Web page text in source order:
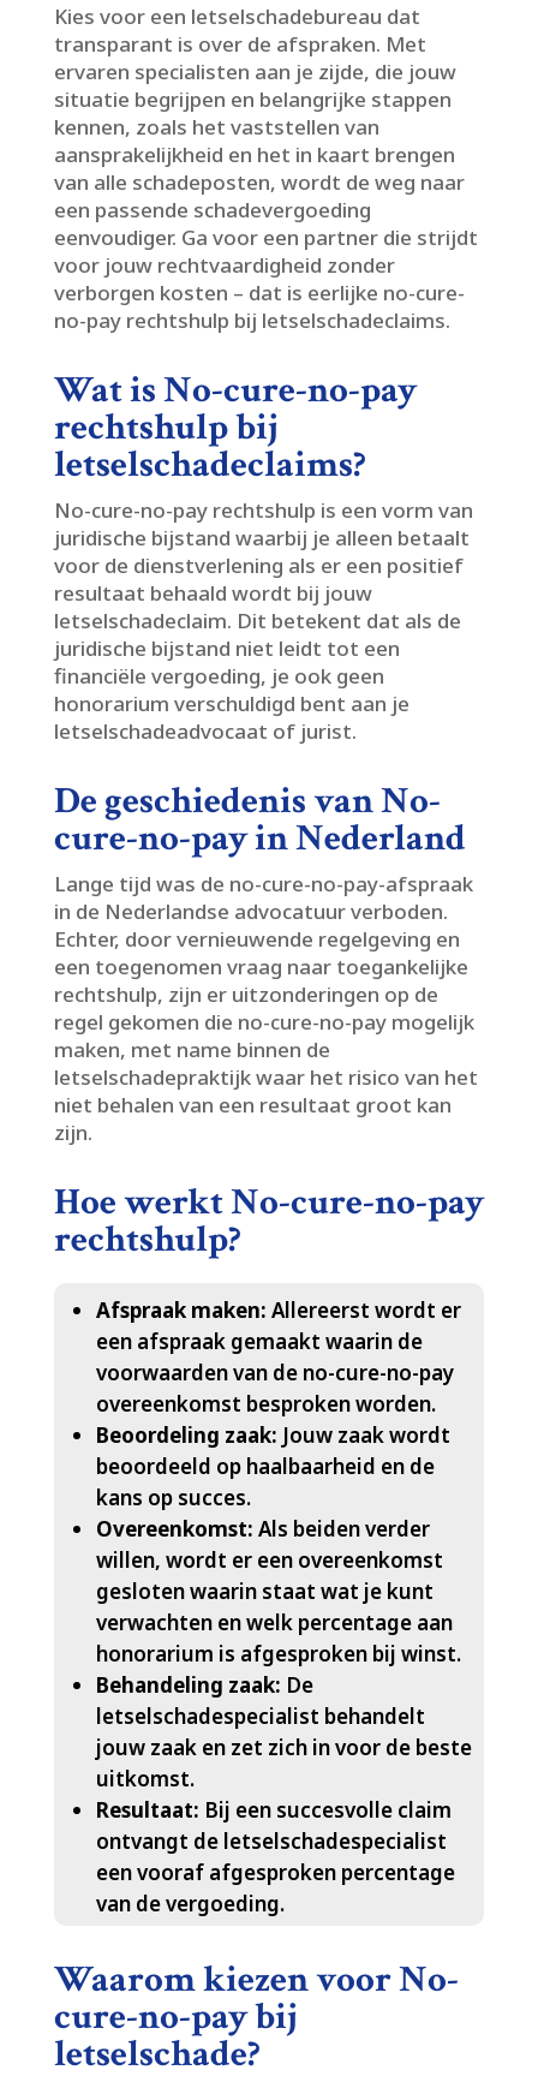
Kies voor een letselschadebureau dat
transparant is over de afspraken.​ Met
ervaren specialisten aan je zijde, die jouw
situatie begrijpen en belangrijke stappen
kennen, zoals het vaststellen van
aansprakelijkheid en het in kaart brengen
van alle schadeposten, wordt de weg naar
een passende schadevergoeding
eenvoudiger.​ Ga voor een partner die strijdt
voor jouw rechtvaardigheid zonder
verborgen kosten – dat is eerlijke no-cure-
no-pay rechtshulp bij letselschadeclaims.​
Wat is No-cure-no-pay
rechtshulp bij
letselschadeclaims?
No-cure-no-pay rechtshulp is een vorm van
juridische bijstand waarbij je alleen betaalt
voor de dienstverlening als er een positief
resultaat behaald wordt bij jouw
letselschadeclaim.​ Dit betekent dat als de
juridische bijstand niet leidt tot een
financiële vergoeding, je ook geen
honorarium verschuldigd bent aan je
letselschadeadvocaat of jurist.​
De geschiedenis van No-
cure-no-pay in Nederland
Lange tijd was de no-cure-no-pay-afspraak
in de Nederlandse advocatuur verboden.​
Echter, door vernieuwende regelgeving en
een toegenomen vraag naar toegankelijke
rechtshulp, zijn er uitzonderingen op de
regel gekomen die no-cure-no-pay mogelijk
maken, met name binnen de
letselschadepraktijk waar het risico van het
niet behalen van een resultaat groot kan
zijn.​
Hoe werkt No-cure-no-pay
rechtshulp?
Afspraak maken: Allereerst wordt er
een afspraak gemaakt waarin de
voorwaarden van de no-cure-no-pay
overeenkomst besproken worden.​
Beoordeling zaak: Jouw zaak wordt
beoordeeld op haalbaarheid en de
kans op succes.​
Overeenkomst: Als beiden verder
willen, wordt er een overeenkomst
gesloten waarin staat wat je kunt
verwachten en welk percentage aan
honorarium is afgesproken bij winst.​
Behandeling zaak: De
letselschadespecialist behandelt
jouw zaak en zet zich in voor de beste
uitkomst.​
Resultaat: Bij een succesvolle claim
ontvangt de letselschadespecialist
een vooraf afgesproken percentage
van de vergoeding.​
Waarom kiezen voor No-
cure-no-pay bij
letselschade?